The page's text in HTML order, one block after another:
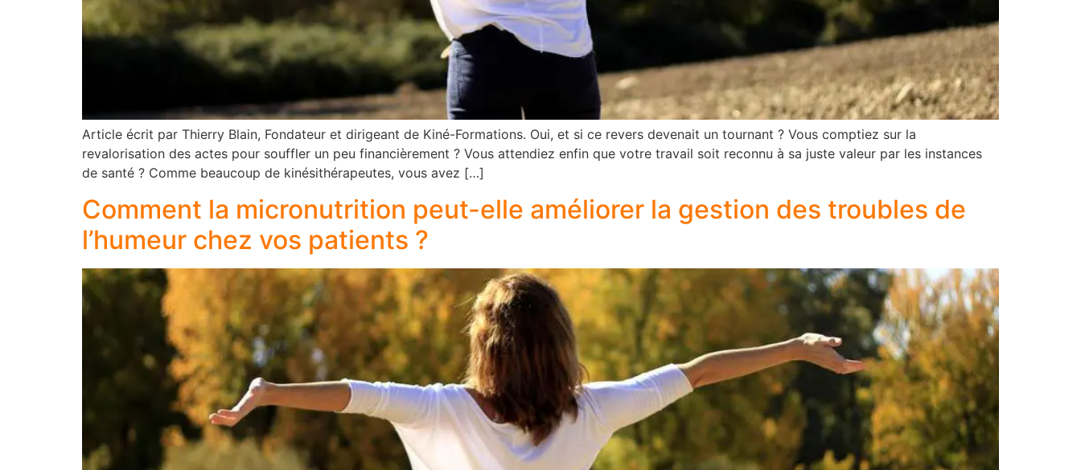
Article écrit par Thierry Blain, Fondateur et dirigeant de Kiné-Formations. Oui, et si ce revers devenait un tournant ? Vous comptiez sur la
revalorisation des actes pour souffler un peu financièrement ? Vous attendiez enfin que votre travail soit reconnu à sa juste valeur par les instances
de santé ? Comme beaucoup de kinésithérapeutes, vous avez […]
Comment la micronutrition peut-elle améliorer la gestion des troubles de
l’humeur chez vos patients ?